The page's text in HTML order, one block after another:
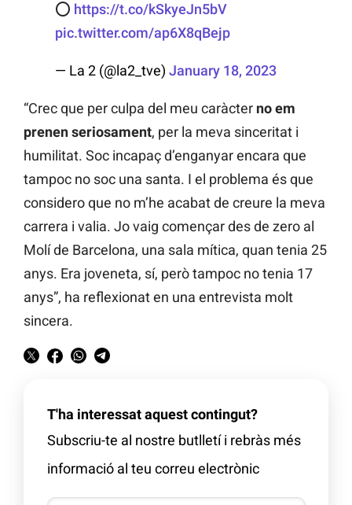
⭕ https://t.co/kSkyeJn5bV
pic.twitter.com/ap6X8qBejp
— La 2 (@la2_tve) January 18, 2023
“Crec que per culpa del meu caràcter no em
prenen seriosament, per la meva sinceritat i
humilitat. Soc incapaç d’enganyar encara que
tampoc no soc una santa. I el problema és que
considero que no m’he acabat de creure la meva
carrera i valia. Jo vaig començar des de zero al
Molí de Barcelona, una sala mítica, quan tenia 25
anys. Era joveneta, sí, però tampoc no tenia 17
anys”, ha reflexionat en una entrevista molt
sincera.
T'ha interessat aquest contingut?
Subscriu-te al nostre butlletí i rebràs més
informació al teu correu electrònic